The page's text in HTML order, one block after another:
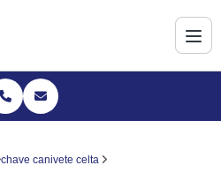
chave canivete celta